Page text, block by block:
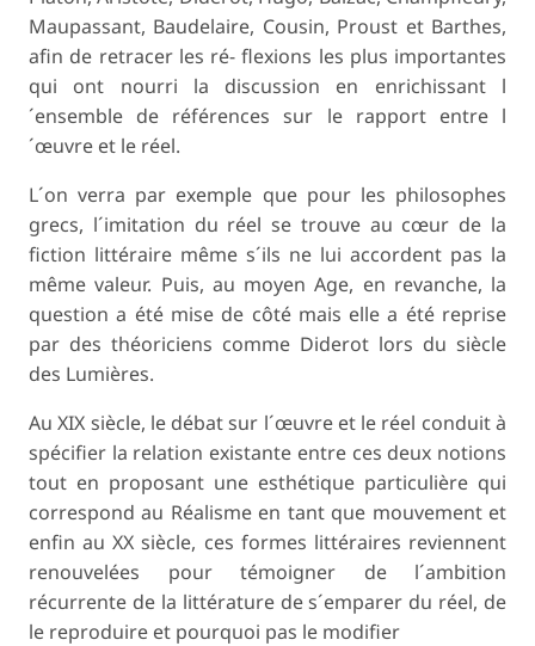
Maupassant, Baudelaire, Cousin, Proust et Barthes,
afin de retracer les ré- flexions les plus importantes
qui ont nourri la discussion en enrichissant l
´ensemble de références sur le rapport entre l
´œuvre et le réel.
L´on verra par exemple que pour les philosophes
grecs, l´imitation du réel se trouve au cœur de la
fiction littéraire même s´ils ne lui accordent pas la
même valeur. Puis, au moyen Age, en revanche, la
question a été mise de côté mais elle a été reprise
par des théoriciens comme Diderot lors du siècle
des Lumières.
Au XIX siècle, le débat sur l´œuvre et le réel conduit à
spécifier la relation existante entre ces deux notions
tout en proposant une esthétique particulière qui
correspond au Réalisme en tant que mouvement et
enfin au XX siècle, ces formes littéraires reviennent
renouvelées pour témoigner de l´ambition
récurrente de la littérature de s´emparer du réel, de
le reproduire et pourquoi pas le modifier